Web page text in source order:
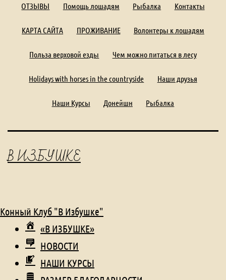
ОТЗЫВЫ Помощь лошадям Рыбалка Контакты
КАРТА САЙТА ПРОЖИВАНИЕ Волонтеры к лошадям
Польза верховой езды Чем можно питаться в лесу
Holidays with horses in the countryside Наши друзья
Наши Курсы Донейшн Рыбалка
В ИЗБУШКЕ
Конный Клуб "В Избушке"
«В ИЗБУШКЕ»
НОВОСТИ
НАШИ КУРСЫ